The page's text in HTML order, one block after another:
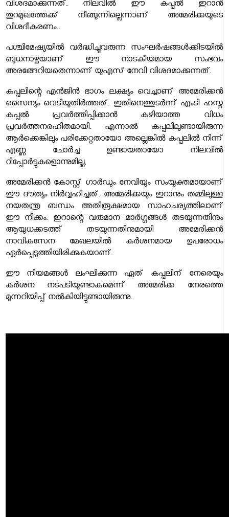
വിശദമാക്കുന്നത്. നിലവിൽ ഈ കപ്പൽ ഇറാൻ
തുറമുഖത്തേക്ക് നീങ്ങുന്നില്ലെന്നാണ് അമേരിക്കയുടെ
വിശദീകരണം..
പശ്ചിമേഷ്യയിൽ വർദ്ധിച്ചുവരുന്ന സംഘർഷങ്ങൾക്കിടയിൽ
ബുധനാഴ്ചയാണ് ഈ നാടകീയമായ സംഭവം
അരങ്ങേറിയതെന്നാണ് യുഎസ് നേവി വിശദമാക്കുന്നത്.
കപ്പലിന്റെ എൻജിൻ ഭാഗം ലക്ഷ്യം വെച്ചാണ് അമേരിക്കൻ
സൈന്യം വെടിയുതിർത്തത്. ഇതിനെത്തുടർന്ന് എംടി ഹസ്ന
കപ്പൽ പ്രവർത്തിപ്പിക്കാൻ കഴിയാത്ത വിധം
പ്രവർത്തനരഹിതമായി. എന്നാൽ കപ്പലിലുണ്ടായിരുന്ന
ആർക്കെങ്കിലും പരിക്കേറ്റതായോ അല്ലെങ്കിൽ കപ്പലിൽ നിന്ന്
എണ്ണ ചോർച്ച ഉണ്ടായതായോ നിലവിൽ
റിപ്പോർട്ടുകളൊന്നുമില്ല,
അമേരിക്കൻ കോസ്റ്റ് ഗാർഡും നേവിയും സംയുക്തമായാണ്
ഈ ദൗത്യം നിർവ്വഹിച്ചത്. അമേരിക്കയും ഇറാനും തമ്മിലുള്ള
നയതന്ത്ര ബന്ധം അതിരൂക്ഷമായ സാഹചര്യത്തിലാണ്
ഈ നീക്കം. ഇറാന്റെ വരുമാന മാർഗ്ഗങ്ങൾ തടയുന്നതിനും
ആയുധക്കടത്ത് തടയുന്നതിനുമായി അമേരിക്കൻ
നാവികസേന മേഖലയിൽ കർശനമായ ഉപരോധം
ഏർപ്പെടുത്തിയിരിക്കുകയാണ്.
ഈ നിയമങ്ങൾ ലംഘിക്കുന്ന ഏത് കപ്പലിന് നേരെയും
കർശന നടപടിയുണ്ടാകുമെന്ന് അമേരിക്ക നേരത്തെ
മുന്നറിയിപ്പ് നൽകിയിട്ടുണ്ടായിരുന്നു.